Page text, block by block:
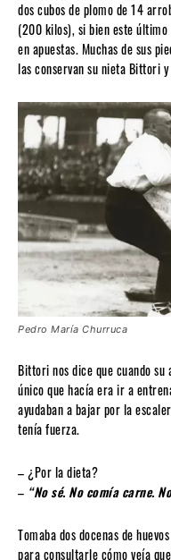
dos cubos de plomo de 14
(200 kilos), si bien este
en apuestas. Muchas de sus
las conservan su nieta Bittori
Pedro María Churruca
Bittori nos dice que cuando su
único que hacía era ir a
ayudaban a bajar por la
tenía fuerza.
– ¿Por la dieta?
– “No sé. No comía carne.
Tomaba dos docenas de
para consultarle cómo veía